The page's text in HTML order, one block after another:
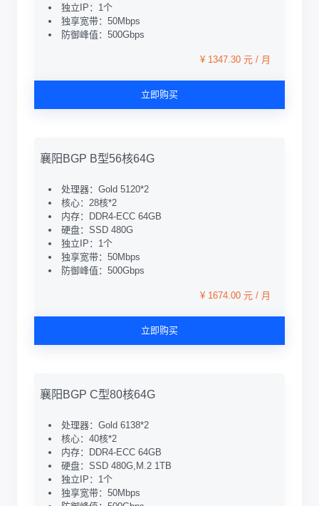
独立IP：1个
独享宽带：50Mbps
防御峰值：500Gbps
¥ 1347.30 元 / 月
立即购买
襄阳BGP B型56核64G
处理器：Gold 5120*2
核心：28核*2
内存：DDR4-ECC 64GB
硬盘：SSD 480G
独立IP：1个
独享宽带：50Mbps
防御峰值：500Gbps
¥ 1674.00 元 / 月
立即购买
襄阳BGP C型80核64G
处理器：Gold 6138*2
核心：40核*2
内存：DDR4-ECC 64GB
硬盘：SSD 480G,M.2 1TB
独立IP：1个
独享宽带：50Mbps